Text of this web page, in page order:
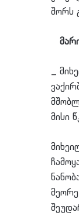
შორს
_
მისი
მეორე